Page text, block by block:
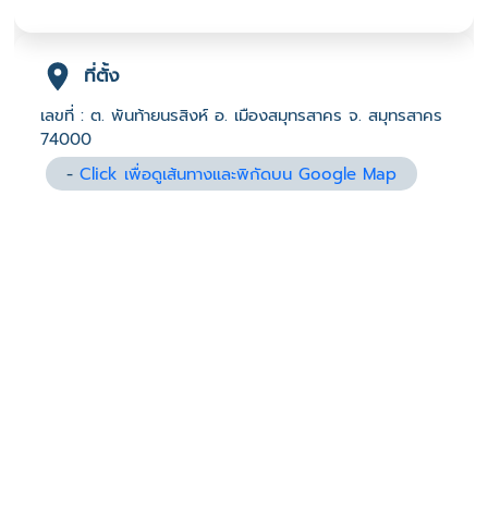
ที่ตั้ง
เลขที่ : ต. พันท้ายนรสิงห์ อ. เมืองสมุทรสาคร จ. สมุทรสาคร
74000
-Click เพื่อดูเส้นทางและพิกัดบน Google Map